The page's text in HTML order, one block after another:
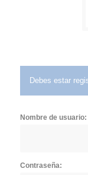
Debes estar
Nombre de usuario:
Contraseña: